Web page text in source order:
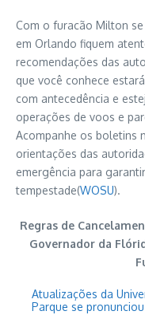
Com o furacão Milton
em Orlando fiquem
recomendações das
que você conhece
com antecedência e
operações de voos e
Acompanhe os boletins
orientações das
emergência para
tempestade​(WOSU).
Regras de
Governador da
Atualizações da
Parque se